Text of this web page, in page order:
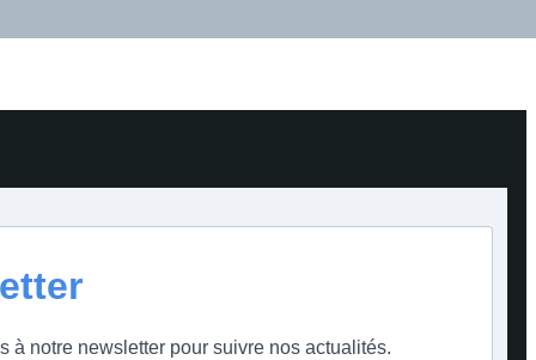
à notre newsletter pour suivre nos actualités.